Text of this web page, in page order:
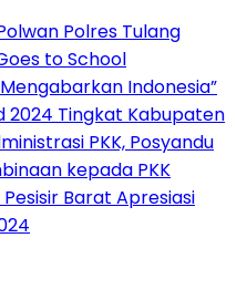
Polres Tulang
to School
Indonesia”
2024 Tingkat Kabupaten
PKK, Posyandu
kepada PKK
Pesisir Barat Apresiasi